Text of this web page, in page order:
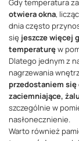
Gdy temperatura
otwiera okna,
dnia często
się jeszcze więcej
temperaturęw
Dlatego jednym z
nagrzewania
przedostaniem się
zaciemniające,
szczególnie w
nasłonecznienie.
Warto również